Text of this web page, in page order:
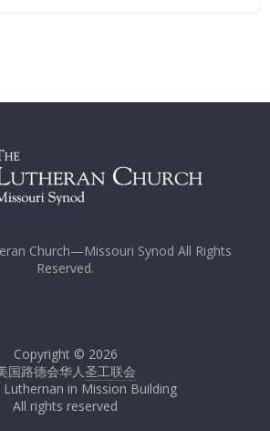
Church—Missouri Synod All Rights
Reserved.
Copyright © 2026
国路德会华人圣工联会
Luthernan in Mission Building
All rights reserved